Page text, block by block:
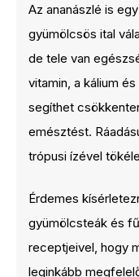
Az ananászlé is
gyümölcsös ital
de tele van
vitamin, a kálium
segíthet
emésztést.
trópusi ízével
Érdemes
gyümölcsteák és
receptjeivel, hogy
leginkább